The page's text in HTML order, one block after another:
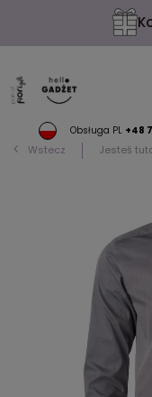
Obsługa PL +48
Wstecz Jesteś